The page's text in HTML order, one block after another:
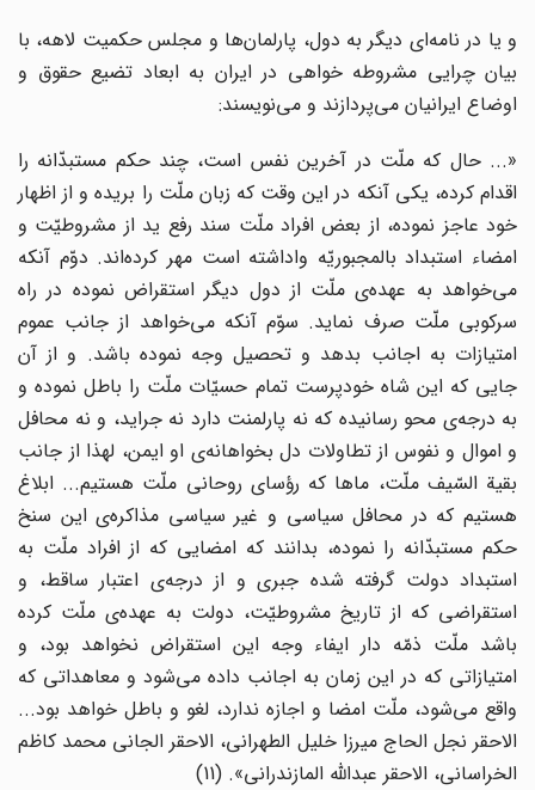
و یا در نامه‌ای دیگر به دول، پارلمان‌ها و مجلس حکمیت لاهه، با
بیان چرایی مشروطه خواهی در ایران به ابعاد تضیع حقوق و
اوضاع ایرانیان می‌پردازند و می‌نویسند:
«... حال که ملّت در آخرین نفس است، چند حکم مستبدّانه را
اقدام کرده، یکی آنکه در این وقت که زبان ملّت را بریده و از اظهار
خود عاجز نموده، از بعض افراد ملّت سند رفع ید از مشروطیّت و
امضاء استبداد بالمجبوریّه واداشته است مهر کرده‌اند. دوّم آنکه
می‌خواهد به عهده‌ی ملّت از دول دیگر استقراض نموده در راه
سرکوبی ملّت صرف نماید. سوّم آنکه می‌خواهد از جانب عموم
امتیازات به اجانب بدهد و تحصیل وجه نموده باشد. و از آن
جایی که این شاه خودپرست تمام حسیّات ملّت را باطل نموده و
به درجه‌ی محو رسانیده که نه پارلمنت دارد نه جراید، و نه محافل
و اموال و نفوس از تطاولات دل بخواهانه‌ی او ایمن، لهذا از جانب
بقیة السّیف ملّت، ماها که رؤسای روحانی ملّت هستیم... ابلاغ
هستیم که در محافل سیاسی و غیر سیاسی مذاکره‌ی این سنخ
حکم مستبدّانه را نموده، بدانند که امضایی که از افراد ملّت به
استبداد دولت گرفته شده جبری و از درجه‌ی اعتبار ساقط، و
استقراضی که از تاریخ مشروطیّت، دولت به عهده‌ی ملّت کرده
باشد ملّت ذمّه دار ایفاء وجه این استقراض نخواهد بود، و
امتیازاتی که در این زمان به اجانب داده می‌شود و معاهداتی که
واقع می‌شود، ملّت امضا و اجازه ندارد، لغو و باطل خواهد بود...
الاحقر نجل الحاج میرزا خلیل الطهرانی، الاحقر الجانی محمد کاظم
الخراسانی، الاحقر عبدالله المازندرانی». (11)